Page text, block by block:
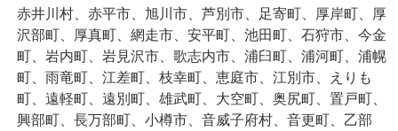
赤井川村、赤平市、旭川市、芦別市、足寄町、厚岸町、厚
沢部町、厚真町、網走市、安平町、池田町、石狩市、今金
町、岩内町、岩見沢市、歌志内市、浦臼町、浦河町、浦幌
町、雨竜町、江差町、枝幸町、恵庭市、江別市、えりも
町、遠軽町、遠別町、雄武町、大空町、奥尻町、置戸町、
興部町、長万部町、小樽市、音威子府村、音更町、乙部